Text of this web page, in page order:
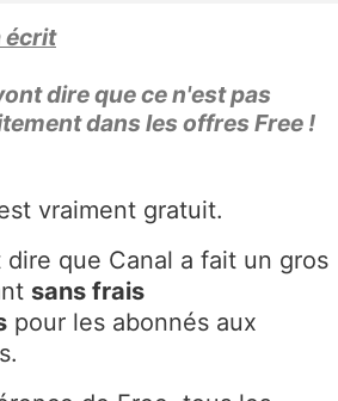
écrit
dire que ce n'est pas
dans les offres Free !
vraiment gratuit.
que Canal a fait un gros
sans frais
pour les abonnés aux